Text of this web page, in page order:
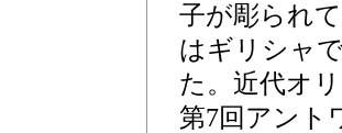
子が彫られ
はギリシャ
た。近代オ
第7回アント